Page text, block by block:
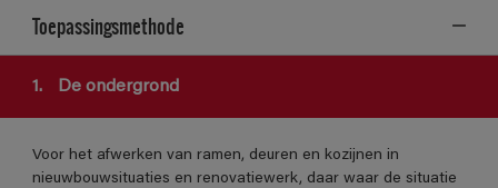
Toepassingsmethode
1. De ondergrond
Voor het afwerken van ramen, deuren en kozijnen in
nieuwbouwsituaties en renovatiewerk, daar waar de situatie